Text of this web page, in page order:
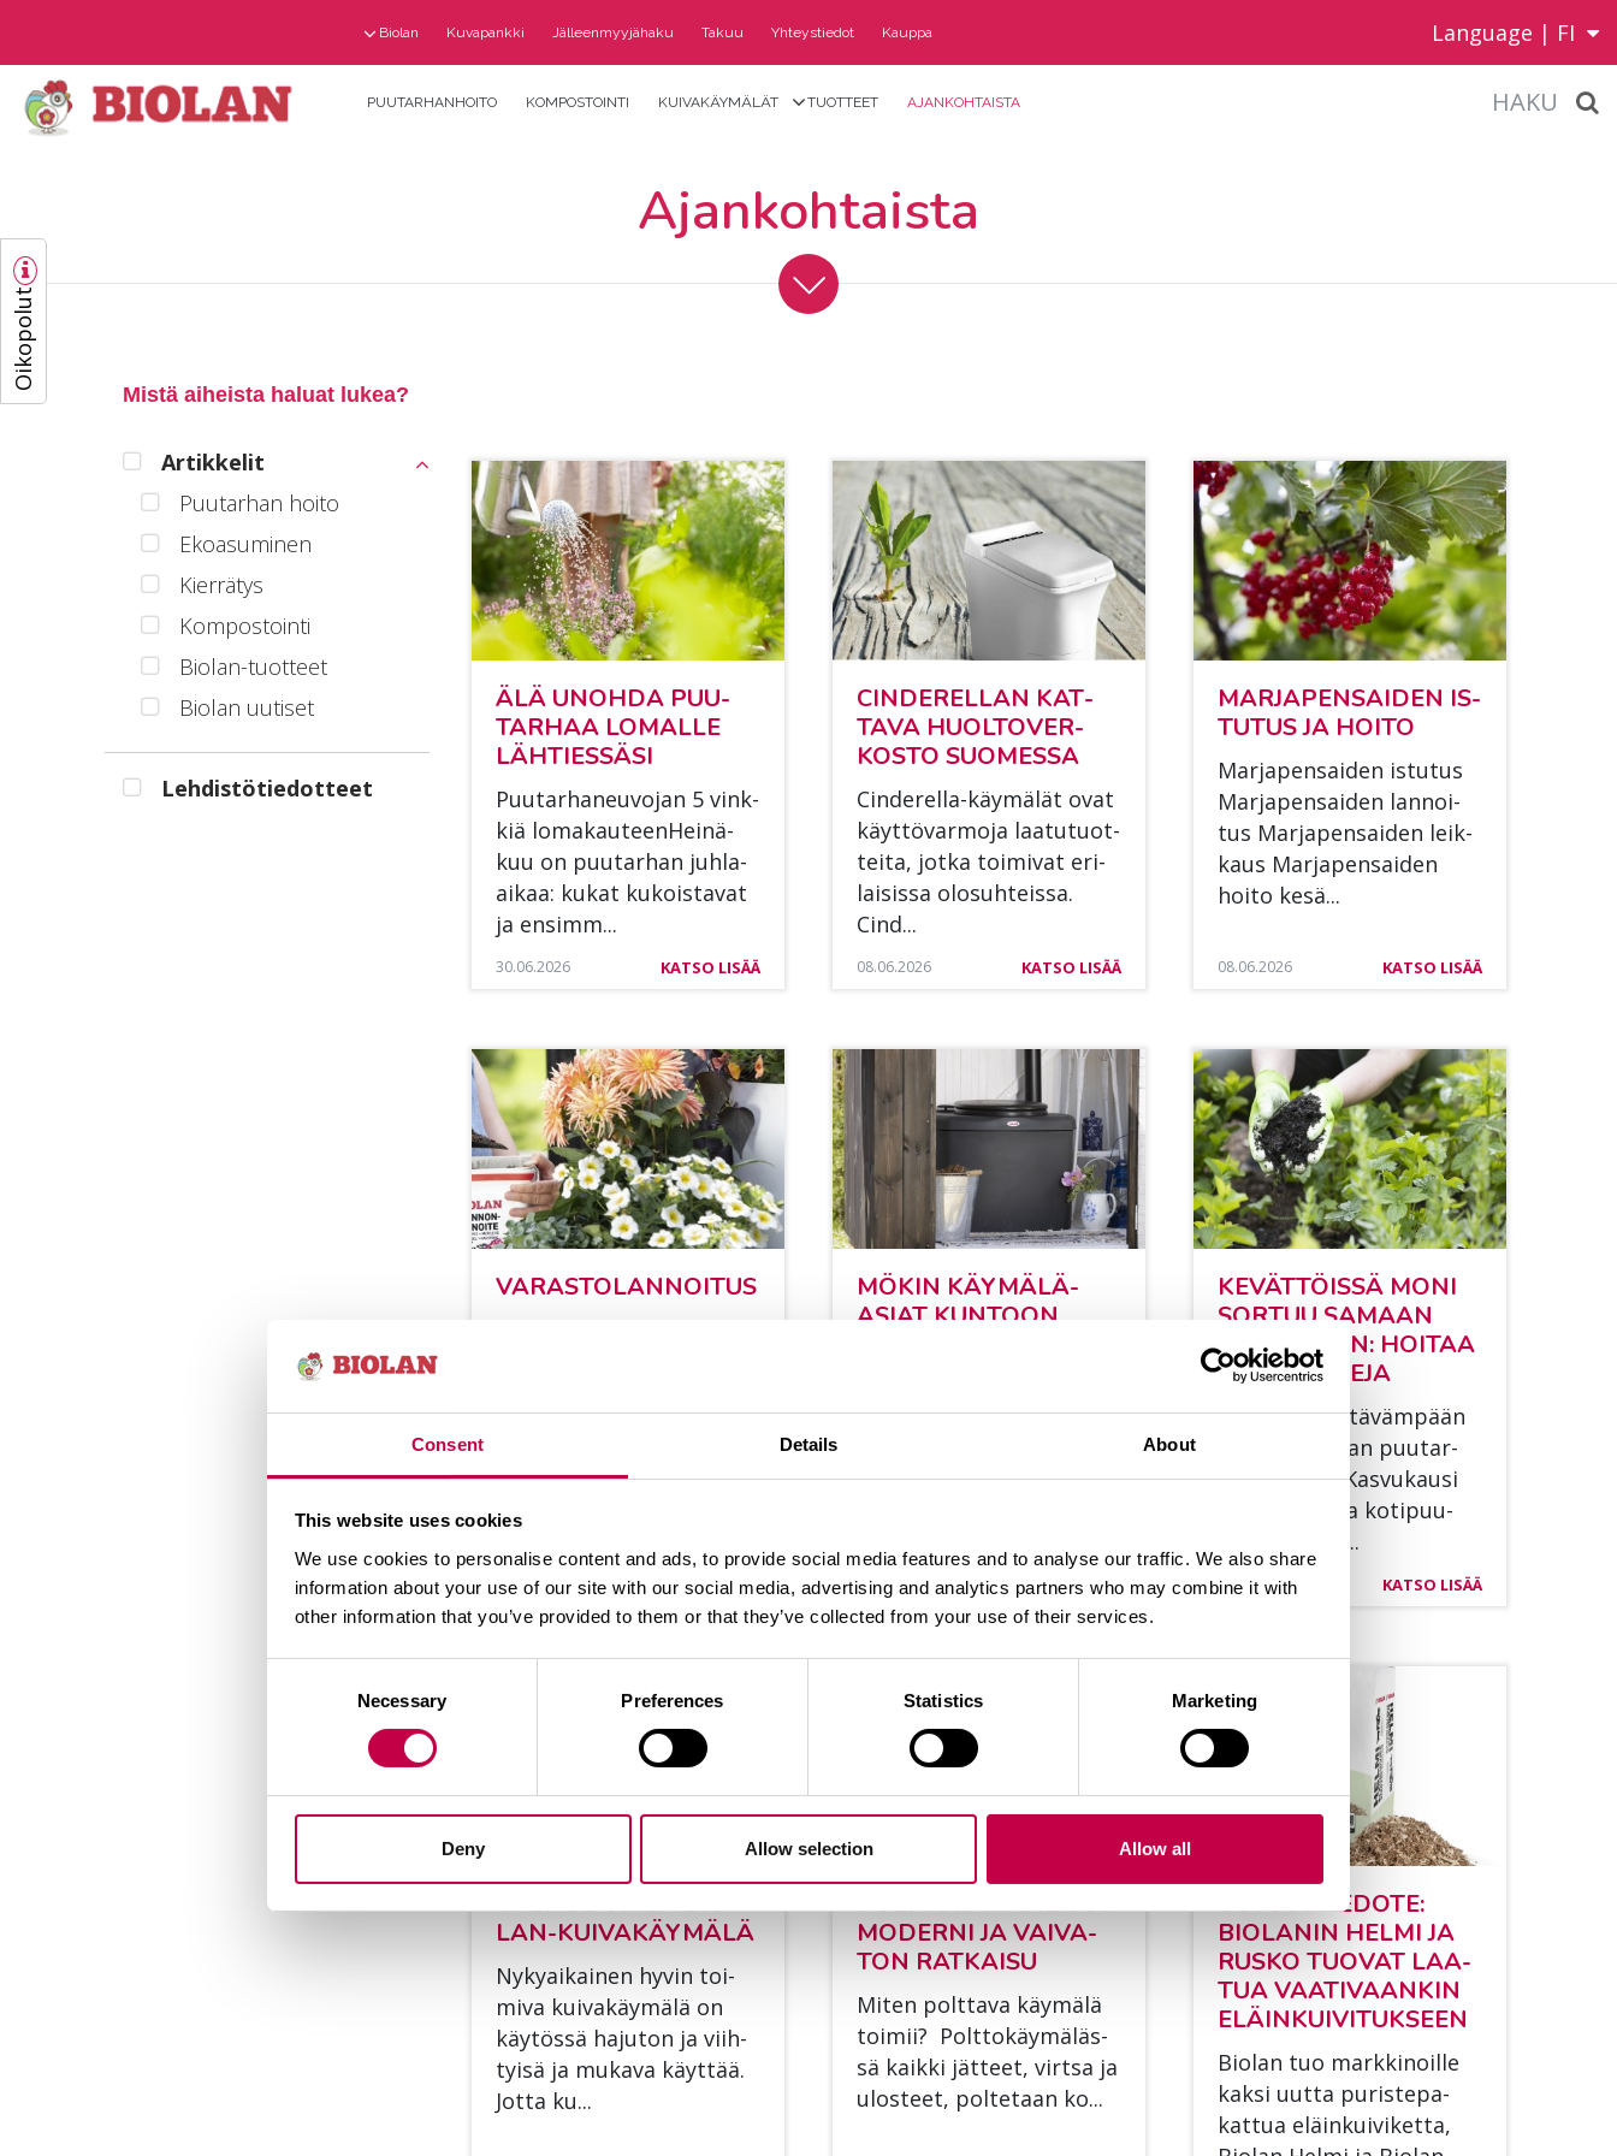
Consent Details About
This website uses cookies
We use cookies to personalise content and ads, to provide social media features and to analyse our traffic. We also share
information about your use of our site with our social media, advertising and analytics partners who may combine it with
other information that you’ve provided to them or that they’ve collected from your use of their services.
Necessary Preferences Statistics Marketing
Deny Allow selection Allow all
Oikopolut
Biolan Kuvapankki Jälleenmyyjähaku Takuu Yhteystiedot Kauppa Language | FI
PUUTARHANHOITO KOMPOSTOINTI KUIVAKÄYMÄLÄT TUOTTEET AJANKOHTAISTA HAKU
Ajankohtaista
Mistä aiheista haluat lukea?
Artikkelit
Puutarhan hoito
Ekoasuminen
Kierrätys
Kompostointi
Biolan-tuotteet
Biolan uutiset
Lehdistötiedotteet
ÄLÄ UNOH­DA PUU­
TAR­HAA LO­MAL­LE
LÄH­TIES­SÄ­SI
Puu­tar­ha­neu­vo­jan 5 vink­
kiä lo­ma­kau­teen­Hei­nä­
kuu on puu­tar­han juh­la-
ai­kaa: ku­kat ku­kois­ta­vat
ja en­simm...
30.06.2026 KATSO LISÄÄ
CIN­DE­REL­LAN KAT­
TA­VA HUOL­TO­VER­
KOS­TO SUO­MES­SA
Cin­de­rel­la-käy­mä­lät ovat
käyt­tö­var­mo­ja laa­tu­tuot­
tei­ta, jot­ka toi­mi­vat eri­
lai­sis­sa olo­suh­teis­sa.
Cind...
08.06.2026 KATSO LISÄÄ
MAR­JA­PEN­SAI­DEN IS­
TU­TUS JA HOI­TO
Mar­ja­pen­sai­den is­tu­tus
Mar­ja­pen­sai­den lan­noi­
tus Mar­ja­pen­sai­den leik­
kaus Mar­ja­pen­sai­den
hoi­to kesä...
08.06.2026 KATSO LISÄÄ
VA­RAS­TO­LAN­NOI­TUS
koko mul­ta­mää­rään,
01.06.2026 KATSO LISÄÄ
MÖ­KIN KÄY­MÄ­LÄ­
ASIAT KUN­TOON
ajan viet­to­paik­ka, ja
mök­kei­ly...
20.05.2026 KATSO LISÄÄ
KE­VÄT­TÖIS­SÄ MONI
SOR­TUU SA­MAAN
VIR­HEE­SEEN: HOI­TAA
VAIN KAS­VE­JA
6 vink­kiä kes­tä­väm­pään
ja hel­pom­paan puu­tar­
han­hoi­toon Kas­vu­kausi
on al­ka­nut, ja ko­ti­puu­
tar­ho­ja lai­te...
06.05.2026 KATSO LISÄÄ
VA­LIT­SE OI­KEA BIO­
LAN-KUI­VA­KÄY­MÄ­LÄ
Ny­ky­ai­kai­nen hy­vin toi­
mi­va kui­va­käy­mä­lä on
käy­tös­sä ha­ju­ton ja viih­
tyi­sä ja mu­ka­va käyt­tää.
Jot­ta ku...
POLT­TO­KÄY­MÄ­LÄ ON
MO­DER­NI JA VAI­VA­
TON RAT­KAI­SU
Mi­ten polt­ta­va käy­mä­lä
toi­mii? Polt­to­käy­mä­läs­
sä kaik­ki jät­teet, virt­sa ja
ulos­teet, pol­te­taan ko...
UU­TUUS­TIE­DO­TE:
BIO­LA­NIN HEL­MI JA
RUS­KO TUO­VAT LAA­
TUA VAA­TI­VAAN­KIN
ELÄIN­KUI­VI­TUK­SEEN
Bio­lan tuo mark­ki­noil­le
kak­si uut­ta pu­ris­te­pa­
kat­tua eläin­kui­vi­ket­ta,